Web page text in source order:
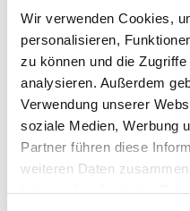
Wir verwenden Cookies,
personalisieren,
zu können und die
analysieren. Außerdem
Verwendung unserer
soziale Medien, Werbung
Partner führen diese
weiteren Daten
Auszeichnungen
Mitspieler verehrt.
Geboren wurde er in
Kindheit verbrachte.
Nationalsozialismus
Kindern an den
ging er nach
Siebdrucker – und
eigenen Stil sowie zu